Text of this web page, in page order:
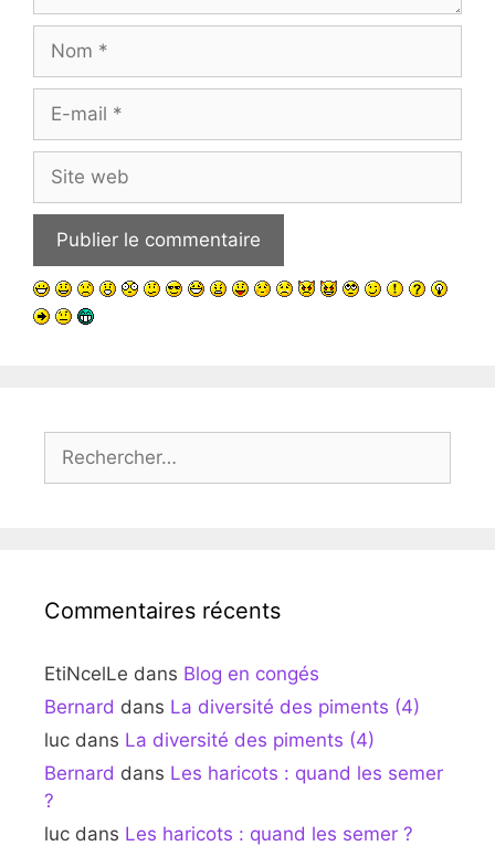
mail
web
Commentaires récents
EtiNcelLe dans Blog en congés
Bernard dans La diversité des piments (4)
luc dans La diversité des piments (4)
Bernard dans Les haricots : quand les semer
?
luc dans Les haricots : quand les semer ?